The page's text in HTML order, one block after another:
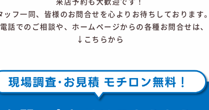
ッフ一同、皆様のお問合せを心よりお待ちしております
話でのご相談や、ホームページからの各種お問合せは、
↓こちらから